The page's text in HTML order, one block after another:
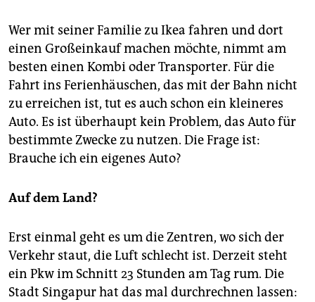
Wer mit seiner Familie zu Ikea fahren und dort
einen Großeinkauf machen möchte, nimmt am
besten einen Kombi oder Transporter. Für die
Fahrt ins Ferienhäuschen, das mit der Bahn nicht
zu erreichen ist, tut es auch schon ein kleineres
Auto. Es ist überhaupt kein Problem, das Auto für
bestimmte Zwecke zu nutzen. Die Frage ist:
Brauche ich ein eigenes Auto?
Auf dem Land?
Erst einmal geht es um die Zentren, wo sich der
Verkehr staut, die Luft schlecht ist. Derzeit steht
ein Pkw im Schnitt 23 Stunden am Tag rum. Die
Stadt Singapur hat das mal durchrechnen lassen: